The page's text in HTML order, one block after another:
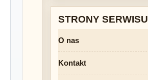
STRONY SERWISU
O nas
Kontakt